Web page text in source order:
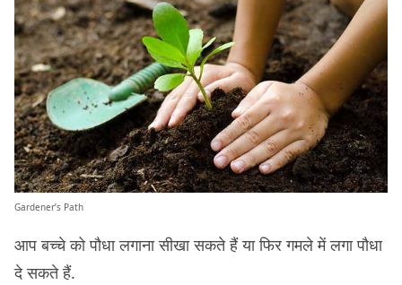
Gardener’s Path
आप बच्चे को पौधा लगाना सीखा सकते हैं या फिर गमले में लगा पौधा
दे सकते हैं.